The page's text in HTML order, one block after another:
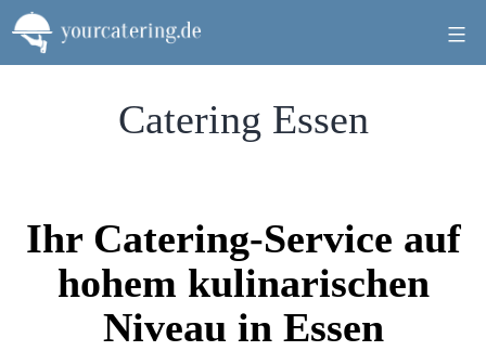
Zum
Inhalt
springen
Catering Essen
Ihr Catering-Service auf
hohem kulinarischen
Niveau in Essen